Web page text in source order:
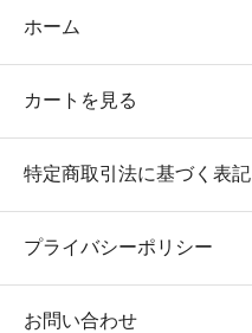
ホーム
カートを見る
特定商取引法に基づく表記
プライバシーポリシー
お問い合わせ